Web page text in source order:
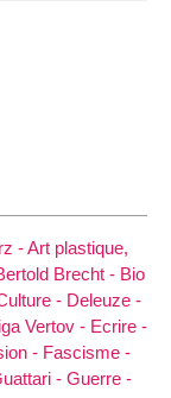
-Art plastique,
Brecht - Bio
- Deleuze -
Vertov - Ecrire -
- Fascisme -
- Guerre -